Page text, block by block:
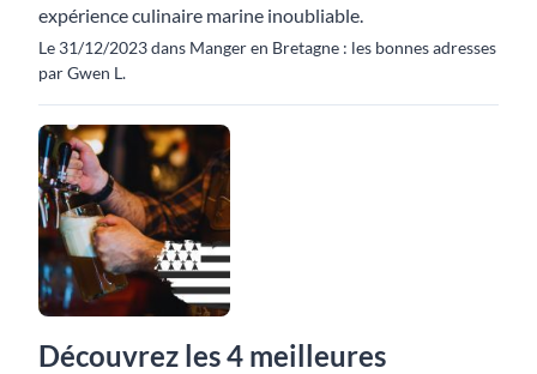
expérience culinaire marine inoubliable.
Le 31/12/2023 dans Manger en Bretagne : les bonnes adresses
par Gwen L.
Découvrez les 4 meilleures